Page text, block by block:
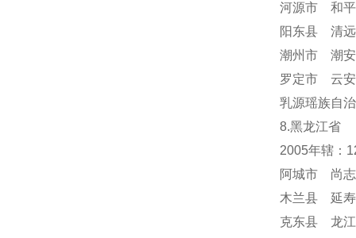
河源市 和
阳东县 清
潮州市 潮
罗定市 云
乳源瑶族自
8.黑龙江省
2005年辖：
阿城市 尚
木兰县 延
克东县 龙